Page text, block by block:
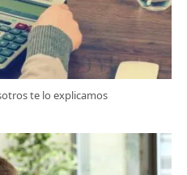
te lo explicamos